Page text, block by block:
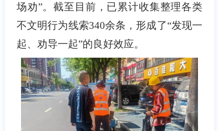
场劝”。截至目前，已累计收集整理各类
不文明行为线索340余条，形成了“发现一
起、劝导一起”的良好效应。